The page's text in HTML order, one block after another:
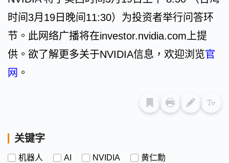
时间3月19日晚间11:30）为投资者举行问答环
节。此网络广播将在investor.nvidia.com上提
供。欲了解更多关于NVIDIA信息，欢迎浏览官
网 。
关键字
机器人 AI NVIDIA
黄仁勳